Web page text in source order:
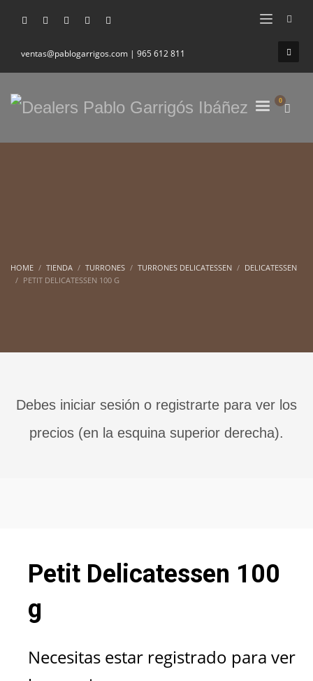
ventas@pablogarrigos.com | 965 612 811
HOME TIENDA TURRONES TURRONES DELICATESSEN
DELICATESSEN
PETIT DELICATESSEN 100 G
Debes iniciar sesión o registrarte para ver los
precios (en la esquina superior derecha).
Petit Delicatessen 100
g
Necesitas estar registrado para ver